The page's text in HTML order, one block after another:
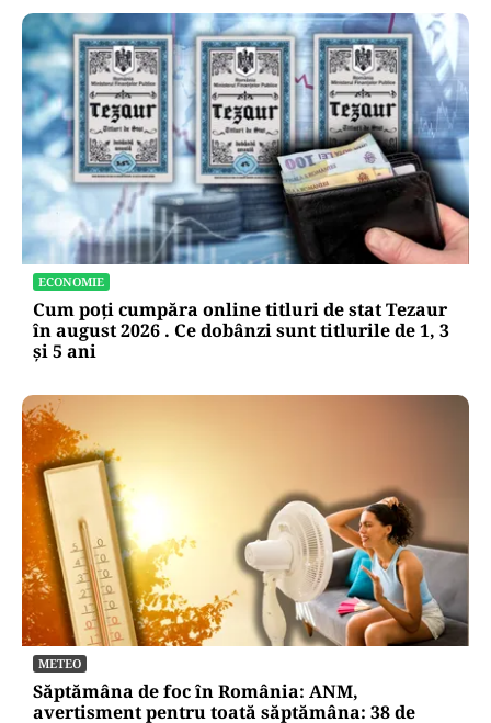
ECONOMIE
Cum poți cumpăra online titluri de stat Tezaur
în august 2026 . Ce dobânzi sunt titlurile de 1, 3
și 5 ani
METEO
Săptămâna de foc în România: ANM,
avertisment pentru toată săptămâna: 38 de